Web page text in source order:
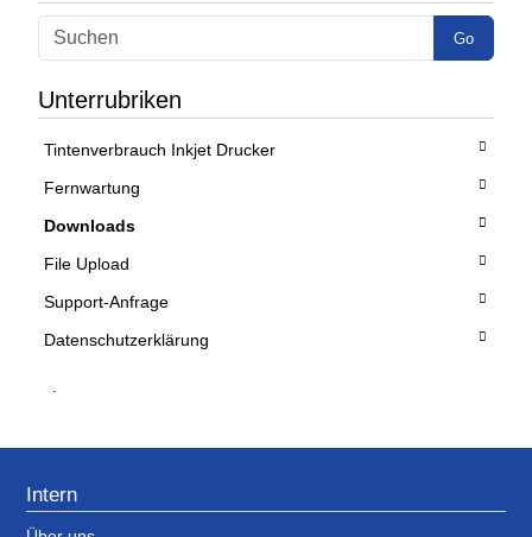
Go
Unterrubriken
Tintenverbrauch Inkjet Drucker
Fernwartung
Downloads
File Upload
Support-Anfrage
Datenschutzerklärung
.
Intern